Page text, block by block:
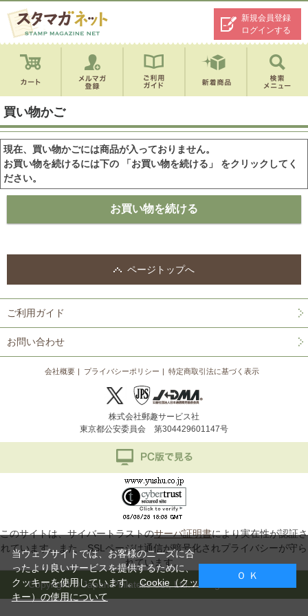
新規会員登録
ログインする
買い物かご
現在、買い物かごには商品が入っておりません。
お買い物を続けるには下の 「お買い物を続ける」 をクリックしてく
ださい。
ページトップへ
ご利用ガイド
お問い合わせ
会社概要 プライバシーポリシー 特定商取引法に基づく表示
株式会社郵趣サービス社
東京都公安委員会 第304429601147号
このサイトは、サイバートラストのサーバ証明書により実在性が認証さ
れています。また、SSLページは通信が暗号化されプライバシーが守ら
れています。
Copyright © Japan Philatelic Co., Ltd. All Rights Reserved.
当ウェブサイトでは、お客様のニーズに合
ったより良いサービスを提供するために、
クッキーを使用しています。Cookie（クッ
キー）の使用について
Ｏ Ｋ